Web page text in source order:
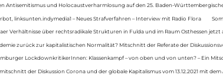
Antisemitismus und Holocaustverharmlosung auf den 25. Baden-
linksunten.indymedia1 – Neues Strafverfahren – Interview mit Radio Flora
Verhältnisse über rechtsradikale Strukturen in Fulda und im Raum Osthessen jetzt
zurück zur kapitalistischen Normalität? Mitschnitt der Referate der
LockdownkritikerInnen: Klassenkampf – von oben und von unten? – Ein
der Diskussion Corona und der globale Kapitalismus vom 13.12.2021 mit